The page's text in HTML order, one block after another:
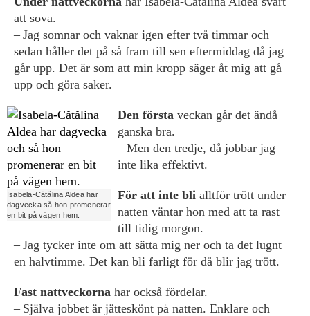
att sova.
– Jag somnar och vaknar igen efter två timmar och
sedan håller det på så fram till sen eftermiddag då jag
går upp. Det är som att min kropp säger åt mig att gå
upp och göra saker.
Isabela-Cătălina Aldea har
dagvecka så hon promenerar
en bit på vägen hem.
Den första veckan går det ändå
ganska bra.
– Men den tredje, då jobbar jag
inte lika effektivt.
För att inte bli alltför trött under
natten väntar hon med att ta rast
till tidig morgon.
– Jag tycker inte om att sätta mig ner och ta det lugnt
en halvtimme. Det kan bli farligt för då blir jag trött.
Fast nattveckorna har också fördelar.
– Själva jobbet är jätteskönt på natten. Enklare och